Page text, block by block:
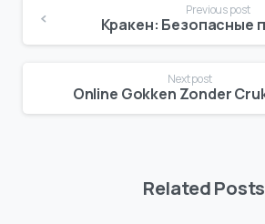
Reading
Previous post
Next post
Related Posts